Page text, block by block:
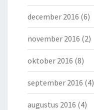
december 2016 (6)
november 2016 (2)
oktober 2016 (8)
september 2016 (4)
augustus 2016 (4)